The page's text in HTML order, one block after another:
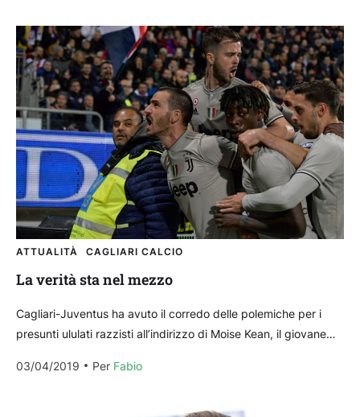
ATTUALITÀ CAGLIARI CALCIO
La verità sta nel mezzo
Cagliari-Juventus ha avuto il corredo delle polemiche per i
presunti ululati razzisti all’indirizzo di Moise Kean, il giovane
03/04/2019
Per Fabio